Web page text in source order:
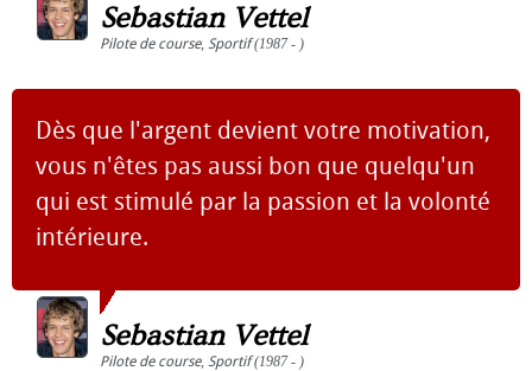
Sebastian Vettel
Pilote de course, Sportif(1987 - )
Dès que l'argent devient votre motivation,
vous n'êtes pas aussi bon que quelqu'un
qui est stimulé par la passion et la volonté
intérieure.
Sebastian Vettel
Pilote de course, Sportif(1987 - )